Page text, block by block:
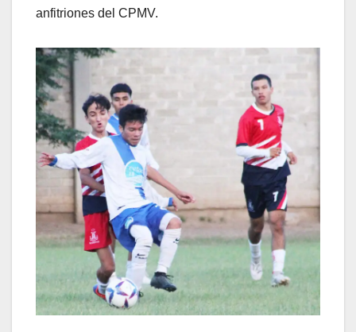
anfitriones del CPMV.